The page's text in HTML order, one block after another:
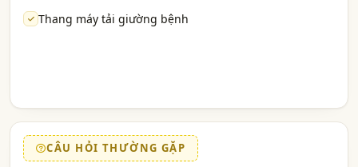
Thang máy tải giường bệnh
CÂU HỎI THƯỜNG GẶP